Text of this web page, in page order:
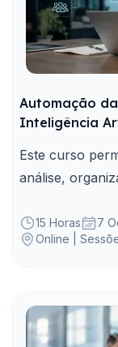
Automação
Inteligência
Este curso
análise,
15 Horas 7
Online |